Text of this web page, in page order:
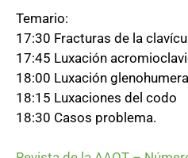
Temario:
17:30 Fracturas de la
17:45 Luxación
18:00 Luxación
18:15 Luxaciones del codo
18:30 Casos problema.